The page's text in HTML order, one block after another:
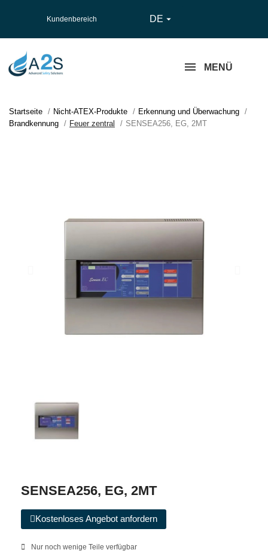
Kundenbereich DE 
MENÜ
Startseite Nicht-ATEX-Produkte
Erkennung und Überwachung
Brandkennung
Feuer zentral SENSEA256, EG, 2MT
SENSEA256, EG, 2MT
Kostenloses Angebot anfordern
Nur noch wenige Teile verfügbar